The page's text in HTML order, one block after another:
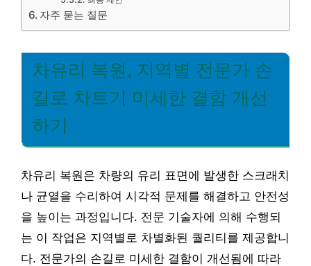
자주 묻는 질문
차유리 복원, 지역별 전문가 손
길로 차트기 미세한 결함 개선
하기
차유리 복원은 차량의 유리 표면에 발생한 스크래치
나 균열을 수리하여 시각적 문제를 해결하고 안전성
을 높이는 과정입니다. 전문 기술자에 의해 수행되
는 이 작업은 지역별로 차별화된 퀄리티를 제공합니
다. 전문가의 손길로 미세한 결함이 개선됨에 따라